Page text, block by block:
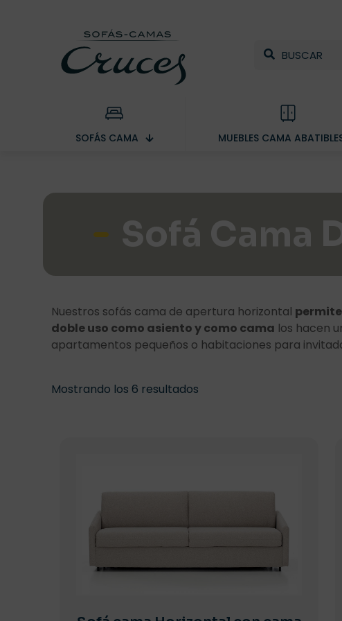
SOFÁS CAMA MUEBLES CAMA
Sofá Cama
Nuestros sofás cama de apertura horizontal
doble uso como asiento y como cama los hacen
apartamentos pequeños o habitaciones para
Mostrando los 6 resultados